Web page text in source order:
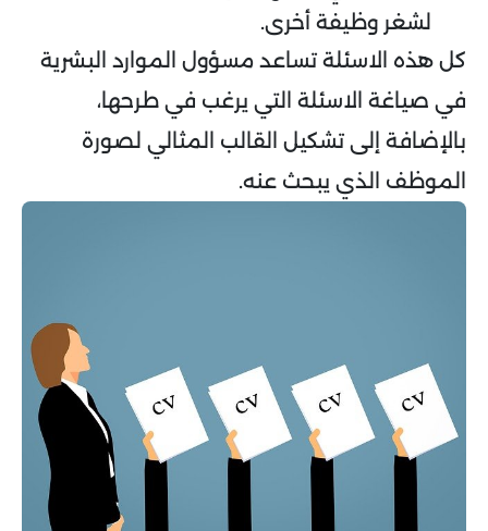
لشغر وظيفة أخرى.
كل هذه الاسئلة تساعد مسؤول الموارد البشرية
في صياغة الاسئلة التي يرغب في طرحها،
بالإضافة إلى تشكيل القالب المثالي لصورة
الموظف الذي يبحث عنه.